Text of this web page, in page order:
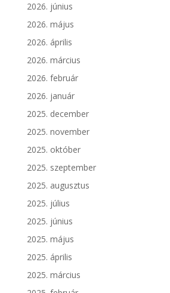
2026. június
2026. május
2026. április
2026. március
2026. február
2026. január
2025. december
2025. november
2025. október
2025. szeptember
2025. augusztus
2025. július
2025. június
2025. május
2025. április
2025. március